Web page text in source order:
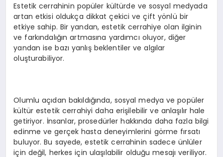
Estetik cerrahinin popüler kültürde ve sosyal medyada
artan etkisi oldukça dikkat çekici ve çift yönlü bir
etkiye sahip. Bir yandan, estetik cerrahiye olan ilginin
ve farkındalığın artmasına yardımcı oluyor, diğer
yandan ise bazı yanlış beklentiler ve algılar
oluşturabiliyor.
Olumlu açıdan bakıldığında, sosyal medya ve popüler
kültür estetik cerrahiyi daha erişilebilir ve anlaşılır hale
getiriyor. İnsanlar, prosedürler hakkında daha fazla bilgi
edinme ve gerçek hasta deneyimlerini görme fırsatı
buluyor. Bu sayede, estetik cerrahinin sadece ünlüler
için değil, herkes için ulaşılabilir olduğu mesajı veriliyor.